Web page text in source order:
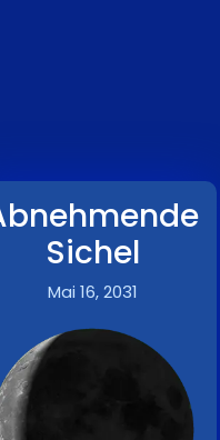
Sichel
Mai 16, 2031